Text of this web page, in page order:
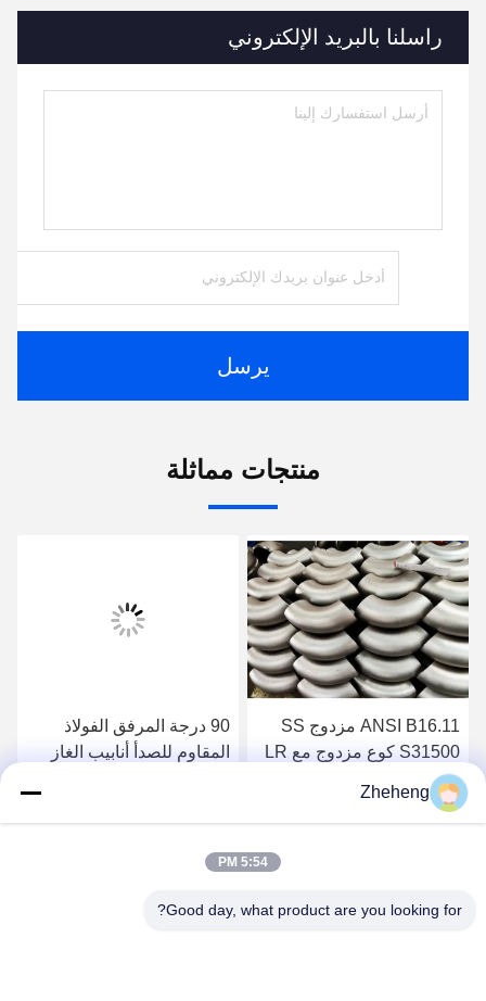
راسلنا بالبريد الإلكتروني
يرسل
منتجات مماثلة
ANSI B16.11 مزدوج SS
S31500 كوع مزدوج مع LR
Butt Weld 2 بوصة 90 درجة
احصل على افضل سعر
90 درجة المرفق الفولاذ
المقاوم للصدأ أنابيب الغاز
احصل على افضل سعر
Zheheng
5:54 PM
Good day, what product are you looking for?